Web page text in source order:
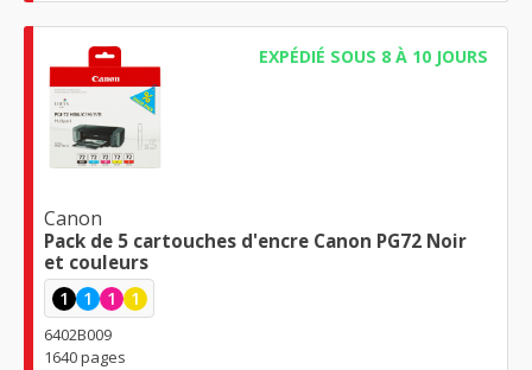
EXPÉDIÉ SOUS 8 À 10 JOURS
Canon
Pack de 5 cartouches d'encre Canon PG72 Noir
et couleurs
1 1 1 1
6402B009
1640 pages